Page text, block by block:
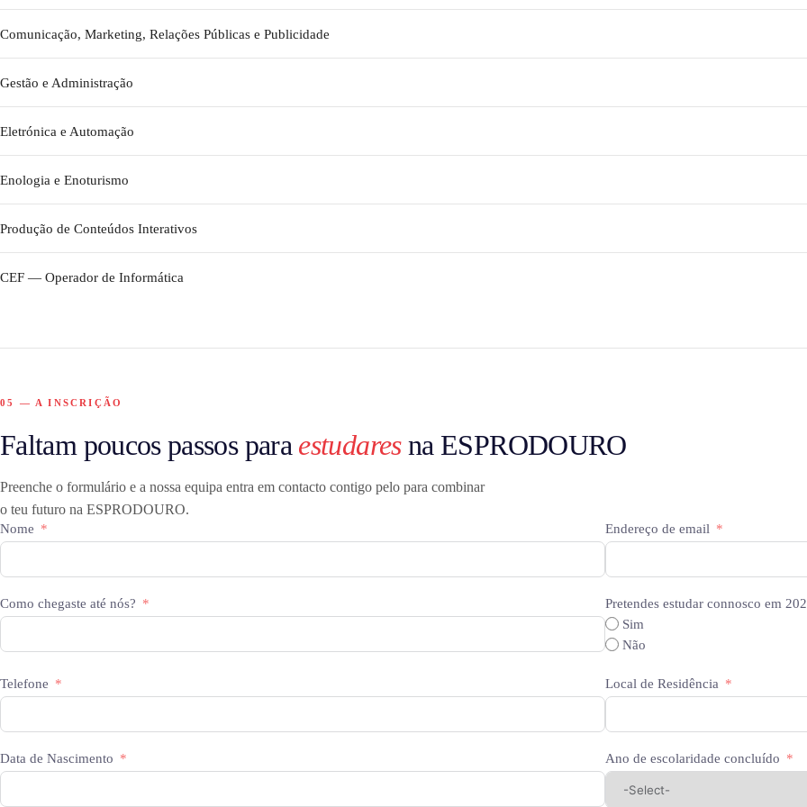
Comunicação, Marketing, Relações Públicas e Publicidade
Gestão e Administração
Eletrónica e Automação
Enologia e Enoturismo
Produção de Conteúdos Interativos
CEF — Operador de Informática
05 — A INSCRIÇÃO
Faltam poucos passos para estudaresna ESPRODOURO
Preenche o formulário e a nossa equipa entra em contacto contigo pelo para combinar
o teu futuro na ESPRODOURO.
Nome
Como chegaste até nós?
Endereço de email
Pretendes estudar connosco em
Sim
Não
Telefone
Data de Nascimento
Local de Residência
Ano de escolaridade concluído